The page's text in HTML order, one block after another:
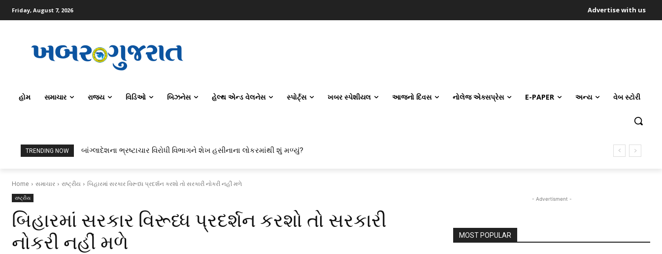
Friday, August 7, 2026 Advertise with us
હોમ સમાચાર રાજ્ય વિડિઓ બિઝનેસ હેલ્થ એન્ડ વેલનેસ સ્પોર્ટ્સ ખબર સ્પેશીયલ આજનો દિવસ નોલેજ એક્સપ્રેસ E-PAPER અન્ય વેબ સ્ટોરી
TRENDING NOW બાંગ્લાદેશના ભ્રષ્ટાચાર વિરોધી વિભાગને શેખ હસીનાના લોકરમાંથી શું મળ્યું?
Home સમાચાર રાષ્ટ્રીય બિહારમાં સરકાર વિરૂધ્ધ પ્રદર્શન કરશો તો સરકારી નોકરી નહીં મળે
રાષ્ટ્રીય
બિહારમાં સરકાર વિરૂધ્ધ પ્રદર્શન કરશો તો સરકારી
નોકરી નહીં મળે
- Advertisment -
MOST POPULAR